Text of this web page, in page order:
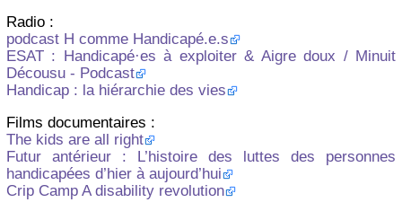
Radio :
podcast H comme Handicapé.e.s
ESAT : Handicapé·es à exploiter & Aigre doux / Minuit
Décousu - Podcast
Handicap : la hiérarchie des vies
Films documentaires :
The kids are all right
Futur antérieur : L’histoire des luttes des personnes
handicapées d’hier à aujourd’hui
Crip Camp A disability revolution